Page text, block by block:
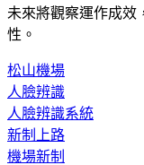
未來將觀察運作成效
性。
松山機場
人臉辨識
人臉辨識系統
新制上路
機場新制